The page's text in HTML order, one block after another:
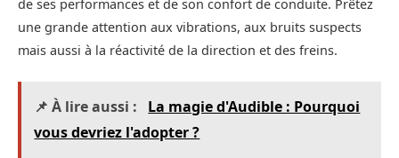
de ses performances et de son confort de conduite. Prêtez
une grande attention aux vibrations, aux bruits suspects
mais aussi à la réactivité de la direction et des freins.
📌 À lire aussi :
La magie d'Audible : Pourquoi
vous devriez l'adopter ?